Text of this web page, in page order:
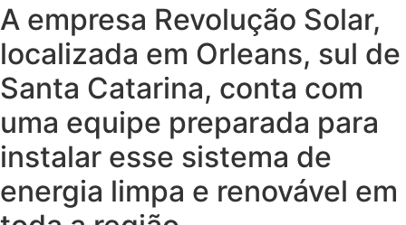
A empresa Revolução Solar,
localizada em Orleans, sul de
Santa Catarina, conta com
uma equipe preparada para
instalar esse sistema de
energia limpa e renovável em